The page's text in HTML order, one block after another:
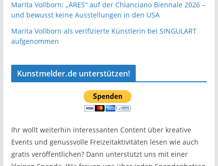
Marita Vollborn: „ARES“ auf der Chianciano Biennale 2026 –
und bewusst keine Ausstellungen in den USA
Marita Vollborn als verifizierte Künstlerin bei SINGULART
aufgenommen
Kunstmelder.de unterstützen!
Ihr wollt weiterhin interessanten Content über kreative
Events und genussvolle Freizeitaktivitäten lesen wie auch
gratis veröffentlichen? Dann unterstützt uns mit einer